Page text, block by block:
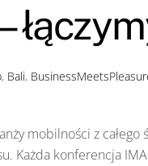
, Bali,
mobilności z
Każda konferencja